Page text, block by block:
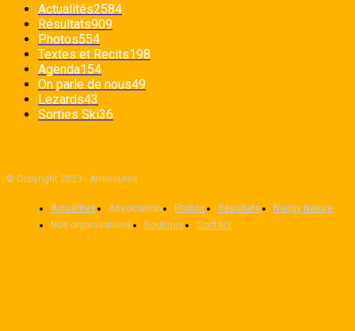
Actualités2584
Résultats909
Photos554
Textes et Recits198
Agenda154
On parle de nous49
Lezards43
Sorties Ski36
© Copyright 2023 - Amicourse
Actualités Association Photos Résultats
Nangy Nature
Nos organisations
Boutique Contact